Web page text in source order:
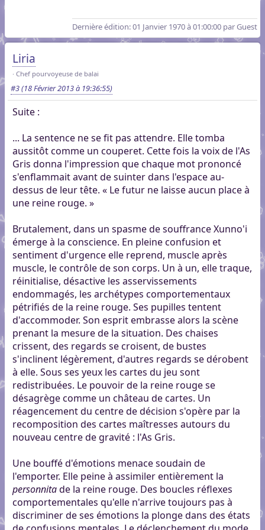
Dernière édition: 01 Janvier 1970 à 01:00:00 par Guest
Liria
Chef pourvoyeuse de balai
#3(18 Février 2013 à 19:36:55)
Suite :
... La sentence ne se fit pas attendre. Elle tomba
aussitôt comme un couperet. Cette fois la voix de l'As
Gris donna l'impression que chaque mot prononcé
s'enflammait avant de suinter dans l'espace au-
dessus de leur tête. « Le futur ne laisse aucun place à
une reine rouge. »
Brutalement, dans un spasme de souffrance Xunno'i
émerge à la conscience. En pleine confusion et
sentiment d'urgence elle reprend, muscle après
muscle, le contrôle de son corps. Un à un, elle traque,
réinitialise, désactive les asservissements
endommagés, les archétypes comportementaux
pétrifiés de la reine rouge. Ses pupilles tentent
d'accommoder. Son esprit embrasse alors la scène
prenant la mesure de la situation. Des chaises
crissent, des regards se croisent, de bustes
s'inclinent légèrement, d'autres regards se dérobent
à elle. Sous ses yeux les cartes du jeu sont
redistribuées. Le pouvoir de la reine rouge se
désagrège comme un château de cartes. Un
réagencement du centre de décision s'opère par la
recomposition des cartes maîtresses autours du
nouveau centre de gravité : l'As Gris.
Une bouffé d'émotions menace soudain de
l'emporter. Elle peine à assimiler entièrement la
personnitade la reine rouge. Des boucles réflexes
comportementales qu'elle n'arrive toujours pas à
discriminer de ses émotions la plonge dans des états